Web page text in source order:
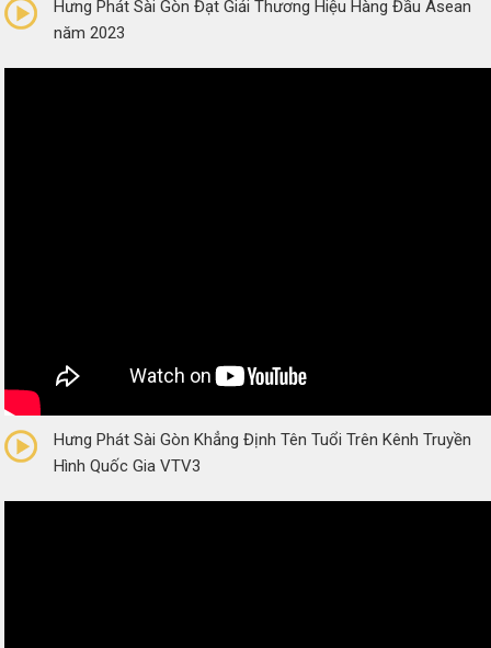
Hưng Phát Sài Gòn Đạt Giải Thương Hiệu Hàng Đầu Asean
năm 2023
(0 Reviews)
Hưng Phát Sài Gòn Khẳng Định Tên Tuổi Trên Kênh Truyền
Hình Quốc Gia VTV3